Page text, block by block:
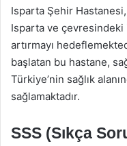
Isparta Şehir
Isparta ve çevresindeki
artırmayı
başlatan bu hastane,
Türkiye’nin sağlık
sağlamaktadır.
SSS (Sıkça